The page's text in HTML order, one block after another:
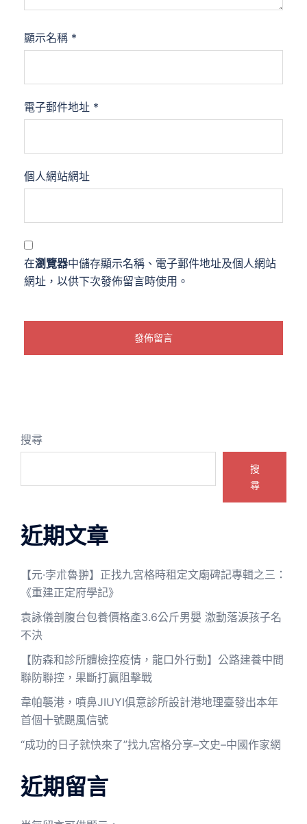
顯示名稱 *
電子郵件地址 *
個人網站網址
在瀏覽器中儲存顯示名稱、電子郵件地址及個人網站
網址，以供下次發佈留言時使用。
搜尋
搜
尋
近期文章
【元·孛朮魯翀】正找九宮格時租定文廟碑記專輯之三：
《重建正定府學記》
袁詠儀剖腹台包養價格產3.6公斤男嬰 激動落淚孩子名
不決
【防森和診所體檢控疫情，龍口外行動】公路建養中間
聯防聯控，果斷打贏阻擊戰
韋帕襲港，噴鼻JIUYI俱意診所設計港地理臺發出本年
首個十號颶風信號
“成功的日子就快來了”找九宮格分享–文史–中國作家網
近期留言